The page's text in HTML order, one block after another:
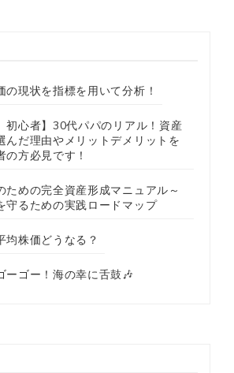
の現状を指標を用いて分析！
初心者】30代パパのリアル！資産
んだ理由やメリットデメリットを
の方必見です！
ための完全資産形成マニュアル～
守るための実践ロードマップ
均株価どうなる？
ーゴー！海の幸に舌鼓🎶